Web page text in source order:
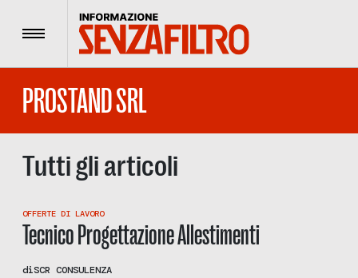
Menu
PROSTAND SRL
Tutti gli articoli
OFFERTE DI LAVORO
Tecnico Progettazione Allestimenti
diSCR CONSULENZA